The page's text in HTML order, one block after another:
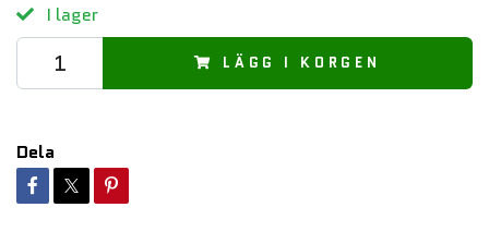
I lager
LÄGG I KORGEN
Dela